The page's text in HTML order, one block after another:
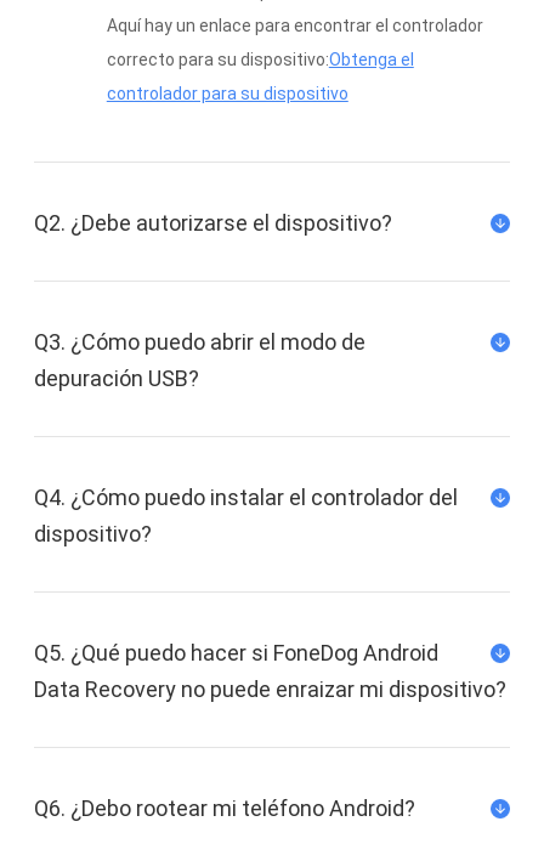
Aquí hay un enlace para encontrar el controlador
correcto para su dispositivo:Obtenga el
controlador para su dispositivo
Q2. ¿Debe autorizarse el dispositivo?
Q3. ¿Cómo puedo abrir el modo de
depuración USB?
Q4. ¿Cómo puedo instalar el controlador del
dispositivo?
Q5. ¿Qué puedo hacer si FoneDog Android
Data Recovery no puede enraizar mi dispositivo?
Q6. ¿Debo rootear mi teléfono Android?